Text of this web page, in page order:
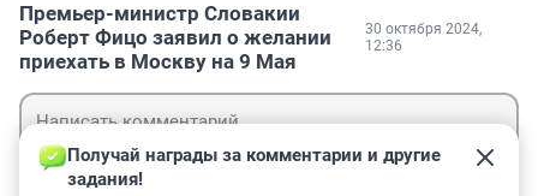
Премьер-министр Словакии
Роберт Фицо заявил о желании
приехать в Москву на 9 Мая
30 октября 2024,
12:36
Получай награды за комментарии и другие
задания!